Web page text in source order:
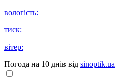
вологість:
тиск:
вітер:
Погода на 10 днів від sinoptik.ua